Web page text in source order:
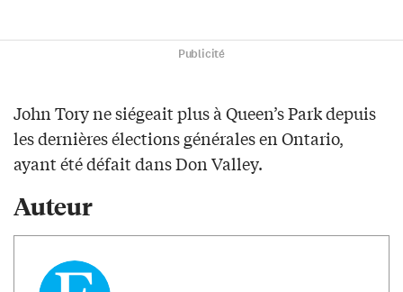
Publicité
John Tory ne siégeait plus à Queen’s Park depuis
les dernières élections générales en Ontario,
ayant été défait dans Don Valley.
Auteur